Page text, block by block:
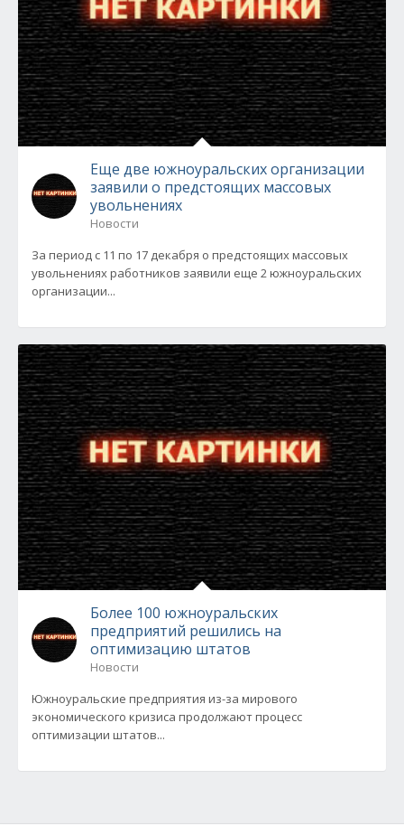
Еще две южноуральских организации
заявили о предстоящих массовых
увольнениях
Новости
За период с 11 по 17 декабря о предстоящих массовых
увольнениях работников заявили еще 2 южноуральских
организации...
Более 100 южноуральских
предприятий решились на
оптимизацию штатов
Новости
Южноуральские предприятия из-за мирового
экономического кризиса продолжают процесс
оптимизации штатов...